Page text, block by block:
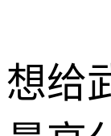
想给